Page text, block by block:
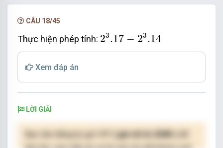
CÂU 18/45
Thực hiện phép tính: 23.17 − 23.14
23 .17 23.14
Xem đáp án
LỜI GIẢI
( giá chỉ từ 250K )